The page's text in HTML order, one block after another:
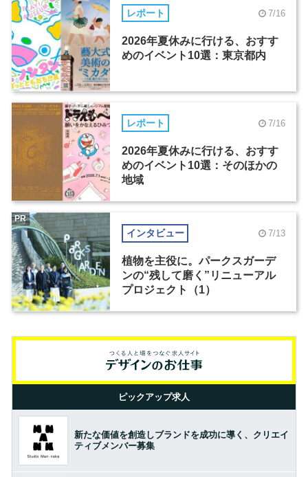
レポート 7/16
2026年夏休みに行ける、おすす
めのイベント10選：東京都内
レポート 7/16
2026年夏休みに行ける、おすす
めのイベント10選：そのほかの
地域
インタビュー 7/13
植物を主役に。パークスガーデ
ンの“残して磨く”リニューアル
プロジェクト（1）
PR
ピックアップ求人
新たな価値を創造しブランドを成功に導く、クリエイ
ティブメンバー募集